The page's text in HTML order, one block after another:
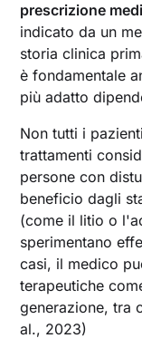
prescrizione
indicato da un
storia clinica
è fondamentale
più adatto
Non tutti i
trattamenti
persone con
beneficio dagli
(come il litio o
sperimentano
casi, il medico
terapeutiche
generazione, tra
al., 2023)